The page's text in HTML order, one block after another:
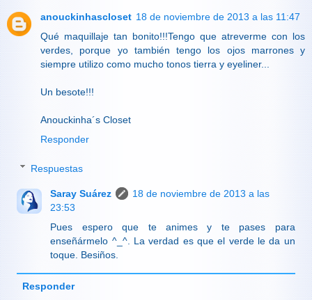
anouckinhascloset 18 de noviembre de 2013 a las 11:47
Qué maquillaje tan bonito!!!Tengo que atreverme con los
verdes, porque yo también tengo los ojos marrones y
siempre utilizo como mucho tonos tierra y eyeliner...
Un besote!!!
Anouckinha´s Closet
Responder
Respuestas
Saray Suárez
18 de noviembre de 2013 a las
23:53
Pues espero que te animes y te pases para
enseñármelo ^_^. La verdad es que el verde le da un
toque. Besiños.
Responder